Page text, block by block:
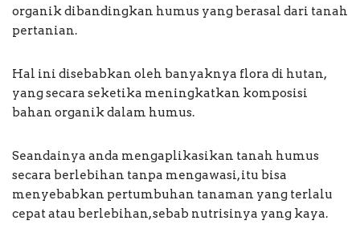
organik dibandingkan humus yang berasal dari tanah
pertanian.
Hal ini disebabkan oleh banyaknya flora di hutan,
yang secara seketika meningkatkan komposisi
bahan organik dalam humus.
Seandainya anda mengaplikasikan tanah humus
secara berlebihan tanpa mengawasi, itu bisa
menyebabkan pertumbuhan tanaman yang terlalu
cepat atau berlebihan, sebab nutrisinya yang kaya.